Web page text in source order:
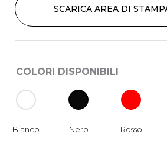
COLORI DISPONIBILI
SCARICA AREA DI